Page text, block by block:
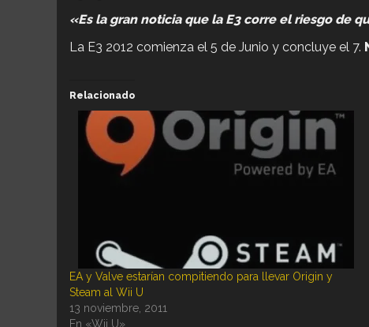
«Es la gran noticia que la E3 corre el riesgo de
La E3 2012 comienza el 5 de Junio y concluye el 7.
Relacionado
EA y Valve estarían compitiendo para llevar Origin y
Steam al Wii U
13 noviembre, 2011
En «Wii U»